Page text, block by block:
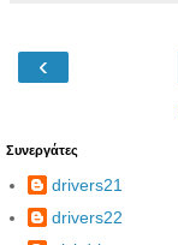
‹
Συνεργάτες
drivers21
drivers22